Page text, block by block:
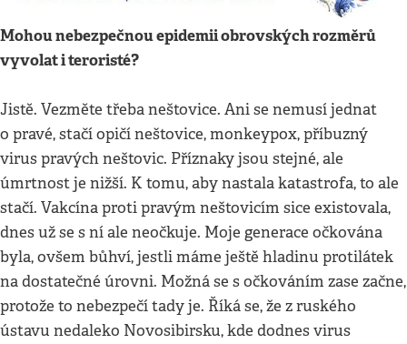
Mohou nebezpečnou epidemii obrovských rozměrů
vyvolat i teroristé?
Jistě. Vezměte třeba neštovice. Ani se nemusí jednat
o pravé, stačí opičí neštovice, monkeypox, příbuzný
virus pravých neštovic. Příznaky jsou stejné, ale
úmrtnost je nižší. K tomu, aby nastala katastrofa, to ale
stačí. Vakcína proti pravým neštovicím sice existovala,
dnes už se s ní ale neočkuje. Moje generace očkována
byla, ovšem bůhví, jestli máme ještě hladinu protilátek
na dostatečné úrovni. Možná se s očkováním zase začne,
protože to nebezpečí tady je. Říká se, že z ruského
ústavu nedaleko Novosibirsku, kde dodnes virus